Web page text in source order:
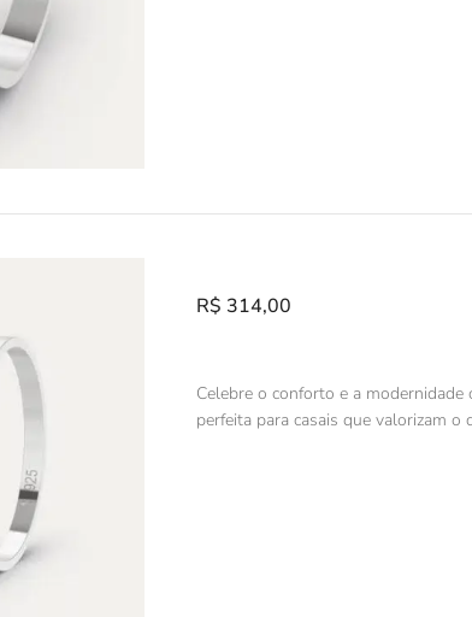
R$ 314,00
Celebre o conforto e a
perfeita para casais que valorizam